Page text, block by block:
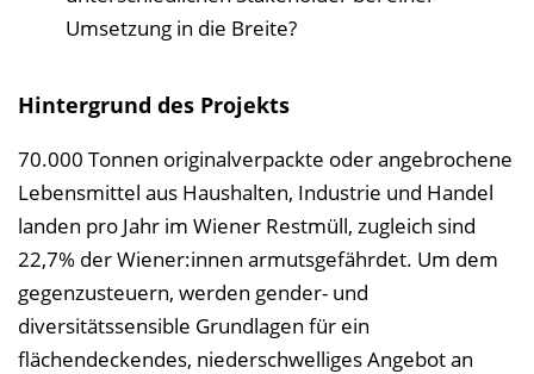
Umsetzung in die Breite?
Hintergrund des Projekts
70.000 Tonnen originalverpackte oder angebrochene
Lebensmittel aus Haushalten, Industrie und Handel
landen pro Jahr im Wiener Restmüll, zugleich sind
22,7% der Wiener:innen armutsgefährdet. Um dem
gegenzusteuern, werden gender- und
diversitätssensible Grundlagen für ein
flächendeckendes, niederschwelliges Angebot an